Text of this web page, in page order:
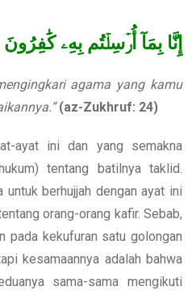
إِنَّا بِمَآ أُرۡسِلۡتُم بِهِۦ كَٰفِرُونَ
agama yang kamu
(az-Zukhruf: 24)
ayat ini dan yang semakna
tentang batilnya taklid.
untuk berhujjah dengan ayat ini
orang-orang kafir. Sebab,
pada kekufuran satu golongan
kesamaannya adalah bahwa
sama-sama mengikuti